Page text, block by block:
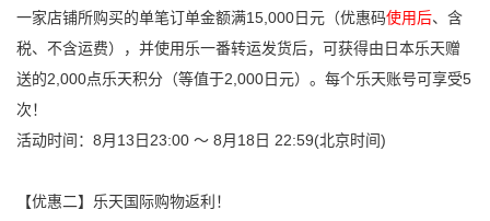
一家店铺所购买的单笔订单金额满15,000日元（优惠码使用后、含
税、不含运费），并使用乐一番转运发货后，可获得由日本乐天赠
送的2,000点乐天积分（等值于2,000日元）。每个乐天账号可享受5
次！
活动时间：8月13日23:00 〜 8月18日 22:59(北京时间)
【优惠二】乐天国际购物返利！